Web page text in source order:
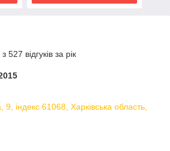
527 відгуків за рік
9, індекс 61068, Харківська область,